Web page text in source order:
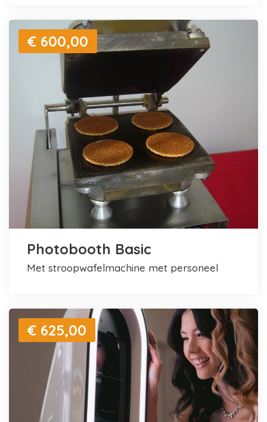
€ 600,00
Photobooth Basic
met stroopwafelmachine met personeel
€ 625,00